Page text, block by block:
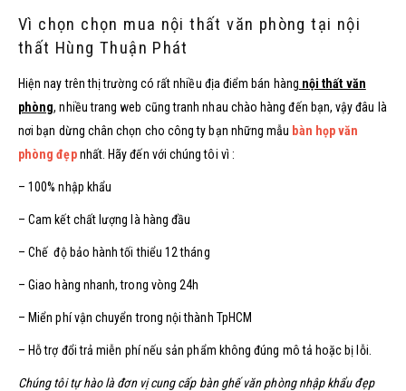
Vì chọn chọn mua nội thất văn phòng tại nội
thất Hùng Thuận Phát
Hiện nay trên thị trường có rất nhiều địa điểm bán hàng nội thất văn
phòng, nhiều trang web cũng tranh nhau chào hàng đến bạn, vậy đâu là
nơi bạn dừng chân chọn cho công ty bạn những mẫu bàn họp văn
phòng đẹpnhất. Hãy đến với chúng tôi vì :
– 100% nhập khẩu
– Cam kết chất lượng là hàng đầu
– Chế độ bảo hành tối thiểu 12 tháng
– Giao hàng nhanh, trong vòng 24h
– Miển phí vận chuyển trong nội thành TpHCM
– Hỗ trợ đổi trả miễn phí nếu sản phẩm không đúng mô tả hoặc bị lỗi.
Chúng tôi tự hào là đơn vị cung cấp bàn ghế văn phòng nhập khẩu đẹp